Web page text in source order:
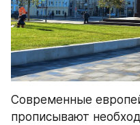
Современные
прописывают